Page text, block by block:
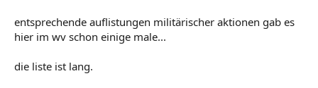
entsprechende auflistungen militärischer aktionen gab es
hier im wv schon einige male...
die liste ist lang.